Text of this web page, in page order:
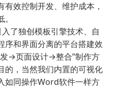
效控制开发、维护成本，
了独创模板引擎技术、自
序和界面分离的平台搭建效
→页面设计→整合”制作方
的，当然我们内置的可视化
如同操作Word软件一样方